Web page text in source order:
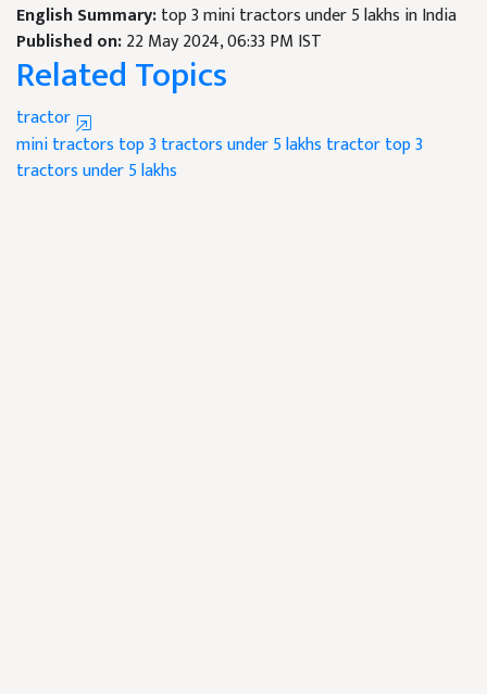
English Summary:top 3 mini tractors under 5 lakhs in India
Published on:22 May 2024, 06:33 PM IST
Related Topics
tractor
mini tractors top 3 tractorsunder 5 lakhs tractortop 3
tractors under 5 lakhs